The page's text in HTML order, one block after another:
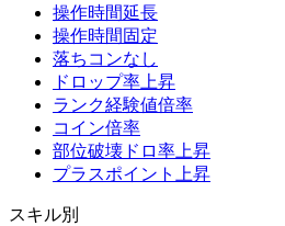
操作時間延長
操作時間固定
落ちコンなし
ドロップ率上昇
ランク経験値倍率
コイン倍率
部位破壊ドロ率上昇
プラスポイント上昇
スキル別